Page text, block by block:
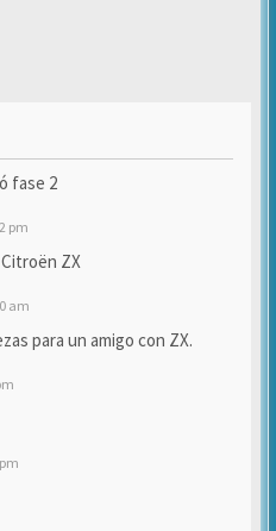
fase 2
pm
ZX
am
para un amigo con ZX.